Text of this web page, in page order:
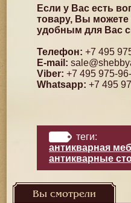
Если у Вас есть
товару, Вы можете
удобным для Вас
Телефон: +7 495
E-mail:
Viber: +7 495 975-
Whatsapp: +7 495
теги:
антикварная
антикварные
Вы смотрели